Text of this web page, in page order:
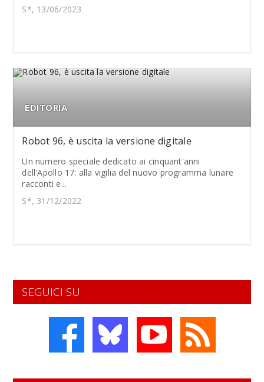
S*, 13/06/2023
EDITORIA
Robot 96, è uscita la versione digitale
Un numero speciale dedicato ai cinquant'anni
dell'Apollo 17: alla vigilia del nuovo programma lunare
racconti e...
S*, 31/12/2022
SEGUICI SU